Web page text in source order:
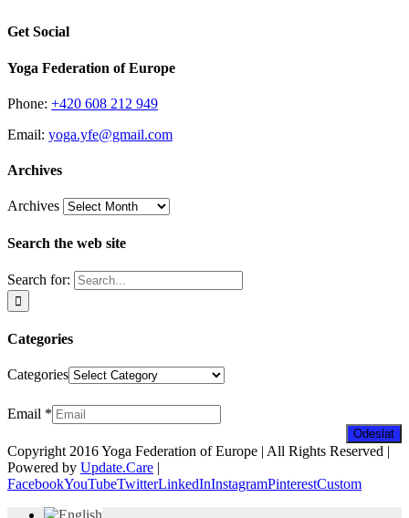
Get Social
Yoga Federation of Europe
Phone: +420 608 212 949
Email: yoga.yfe@gmail.com
Archives
Archives
Search the web site
Search for:
Categories
Categories
Email *
Odeslat
Copyright 2016 Yoga Federation of Europe | All Rights Reserved |
Powered by Update.Care
FacebookYouTubeTwitterLinkedInInstagramPinterestCustom